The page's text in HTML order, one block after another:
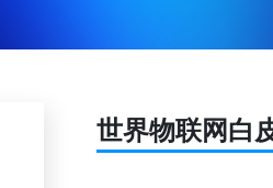
世界物联网白